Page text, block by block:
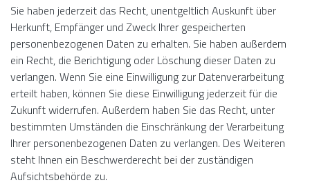
Sie haben jederzeit das Recht, unentgeltlich Auskunft über
Herkunft, Empfänger und Zweck Ihrer gespeicherten
personenbezogenen Daten zu erhalten. Sie haben außerdem
ein Recht, die Berichtigung oder Löschung dieser Daten zu
verlangen. Wenn Sie eine Einwilligung zur Datenverarbeitung
erteilt haben, können Sie diese Einwilligung jederzeit für die
Zukunft widerrufen. Außerdem haben Sie das Recht, unter
bestimmten Umständen die Einschränkung der Verarbeitung
Ihrer personenbezogenen Daten zu verlangen. Des Weiteren
steht Ihnen ein Beschwerderecht bei der zuständigen
Aufsichtsbehörde zu.